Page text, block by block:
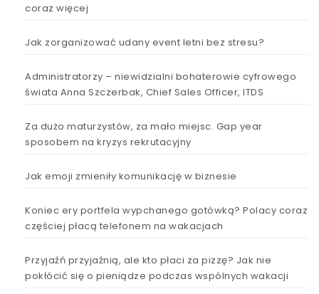
coraz więcej
Jak zorganizować udany event letni bez stresu?
Administratorzy – niewidzialni bohaterowie cyfrowego
świata Anna Szczerbak, Chief Sales Officer, ITDS
Za dużo maturzystów, za mało miejsc. Gap year
sposobem na kryzys rekrutacyjny
Jak emoji zmieniły komunikację w biznesie
Koniec ery portfela wypchanego gotówką? Polacy coraz
częściej płacą telefonem na wakacjach
Przyjaźń przyjaźnią, ale kto płaci za pizzę? Jak nie
pokłócić się o pieniądze podczas wspólnych wakacji